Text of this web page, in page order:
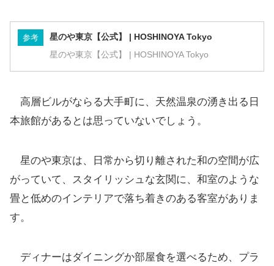
参考 星のや東京【公式】 | HOSHINOYA Tokyo
星のや東京【公式】 | HOSHINOYA Tokyo
高層ビルがならる大手町に、天然温泉の湧き出る日
本旅館があるとは思っていないでしょう。
星のや東京は、日常から切り離された和の空間が広
がっていて、スタイリッシュな玄関に、和室のような
畳と低めのインテリアで落ち着きのある客室がありま
す。
ディナーはダイニングか部屋食を選べるため、プラ